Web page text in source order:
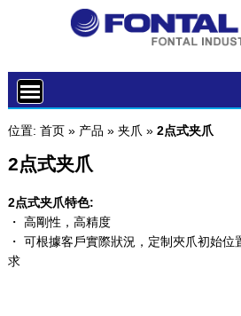
位置:首页 » 产品 »夹爪 »2点式夹爪
2点式夹爪
2点式夹爪特色:
・ 高剛性，高精度
・ 可根據客戶實際狀況，定制夾爪初始
求